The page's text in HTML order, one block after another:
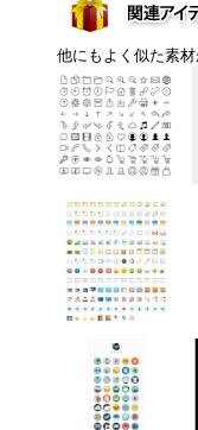
他にもよく似た素